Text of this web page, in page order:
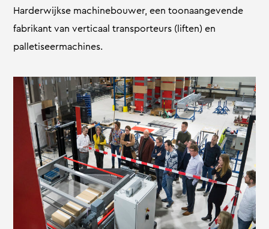
Harderwijkse machinebouwer, een toonaangevende
fabrikant van verticaal transporteurs (liften) en
palletiseermachines.